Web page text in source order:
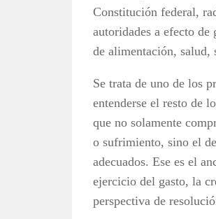
Constitución federal,
autoridades a efecto de
de alimentación, salud,
Se trata de uno de los
entenderse el resto de
que no solamente
o sufrimiento, sino el
adecuados. Ese es el
ejercicio del gasto, la
perspectiva de